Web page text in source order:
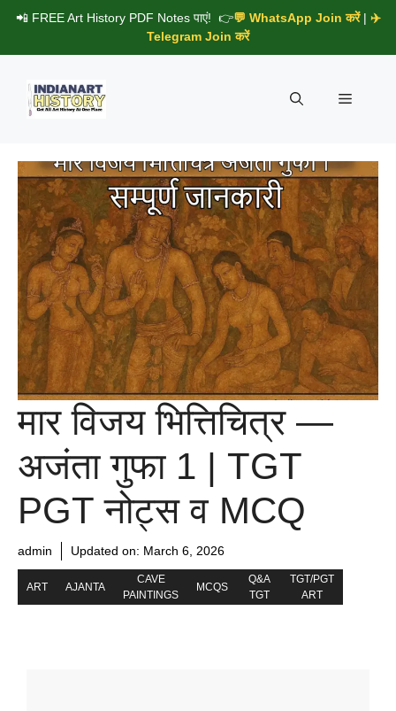
Skip
content
📲 FREE Art History PDF Notes पाएं! 👉💬 WhatsApp Join करें| ✈️
Telegram Join करें
Menu
मार विजय भित्तिचित्र —
अजंता गुफा 1 | TGT
PGT नोट्स व MCQ
admin Updated on: March 6, 2026
ART AJANTA
CAVE
PAINTINGS
MCQS
Q&A
TGT
TGT/PGT
ART